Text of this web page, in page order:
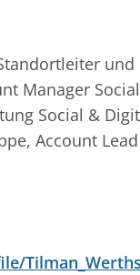
Manager
Social &
Account Lead